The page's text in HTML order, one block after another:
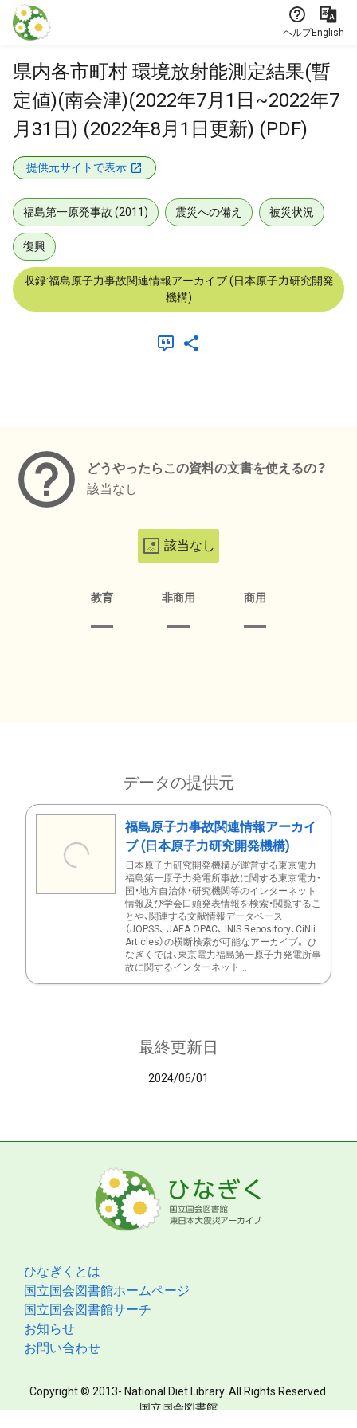
本文に飛ぶ
ヘルプEnglish
県内各市町村 環境放射能測定結果(暫
定値)(南会津)(2022年7月1日~2022年7
月31日) (2022年8月1日更新) (PDF)
提供元サイトで表示
福島第一原発事故 (2011) 震災への備え 被災状況
復興
収録:福島原子力事故関連情報アーカイブ (日本原子力研究開発
機構)
どうやったらこの資料の文書を使えるの？
該当なし
該当なし
教育 非商用 商用
データの提供元
福島原子力事故関連情報アーカイ
ブ (日本原子力研究開発機構)
日本原子力研究開発機構が運営する東京電力
福島第一原子力発電所事故に関する東京電力・
国・地方自治体・研究機関等のインターネット
情報及び学会口頭発表情報を検索・閲覧するこ
とや、関連する文献情報データベース
（JOPSS、 JAEA OPAC、 INIS Repository、CiNii
Articles）の横断検索が可能なアーカイブ。 ひ
なぎくでは、東京電力福島第一原子力発電所事
故に関するインターネット...
最終更新日
2024/06/01
ひなぎくとは
国立国会図書館ホームページ
国立国会図書館サーチ
お知らせ
お問い合わせ
Copyright © 2013- National Diet Library. All Rights Reserved.